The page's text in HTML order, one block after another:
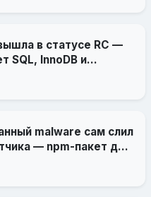
в статусе RC —
SQL, InnoDB и
malware сам слил
— npm-пакет для
своего автора